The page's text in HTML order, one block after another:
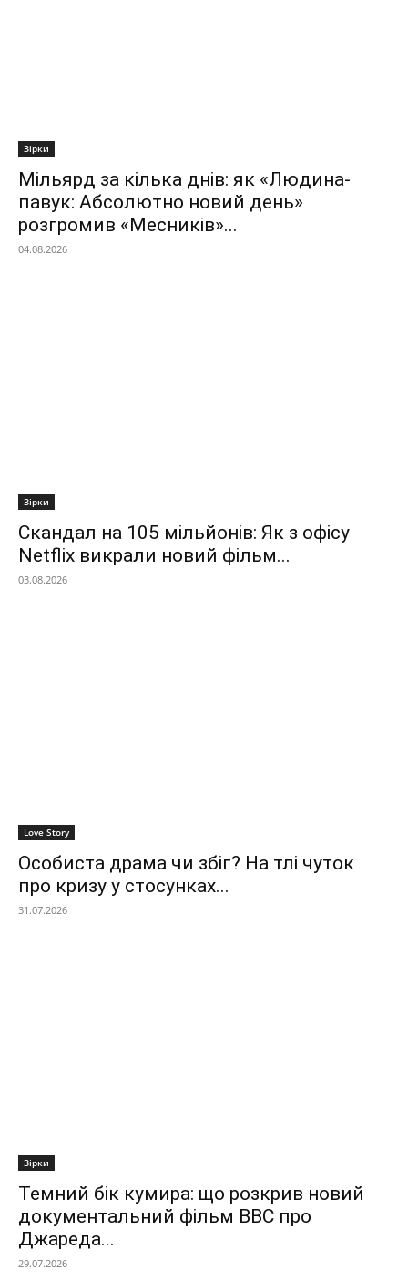
Зірки
Мільярд за кілька днів: як «Людина-
павук: Абсолютно новий день»
розгромив «Месників»...
04.08.2026
Зірки
Скандал на 105 мільйонів: Як з офісу
Netflix викрали новий фільм...
03.08.2026
Love Story
Особиста драма чи збіг? На тлі чуток
про кризу у стосунках...
31.07.2026
Зірки
Темний бік кумира: що розкрив новий
документальний фільм ВВС про
Джареда...
29.07.2026